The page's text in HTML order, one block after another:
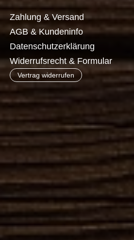
Zahlung & Versand
AGB & Kundeninfo
Datenschutzerklärung
Widerrufsrecht & Formular
Vertrag widerrufen